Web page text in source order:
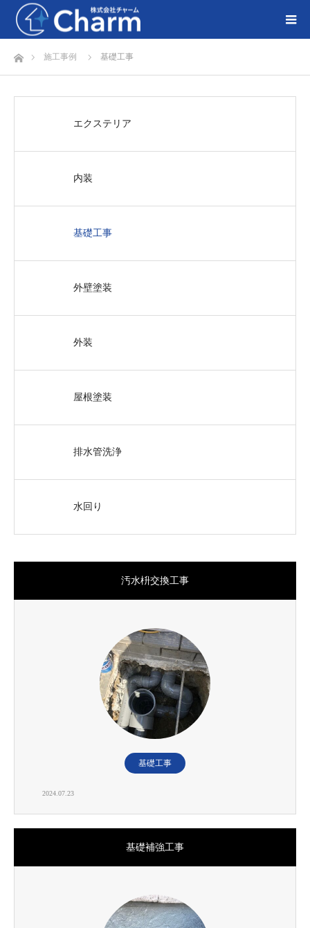
ホーム施工事例 基礎工事
エクステリア
内装
基礎工事
外壁塗装
外装
屋根塗装
排水管洗浄
水回り
汚水枡交換工事
基礎工事
2024.07.23
基礎補強工事